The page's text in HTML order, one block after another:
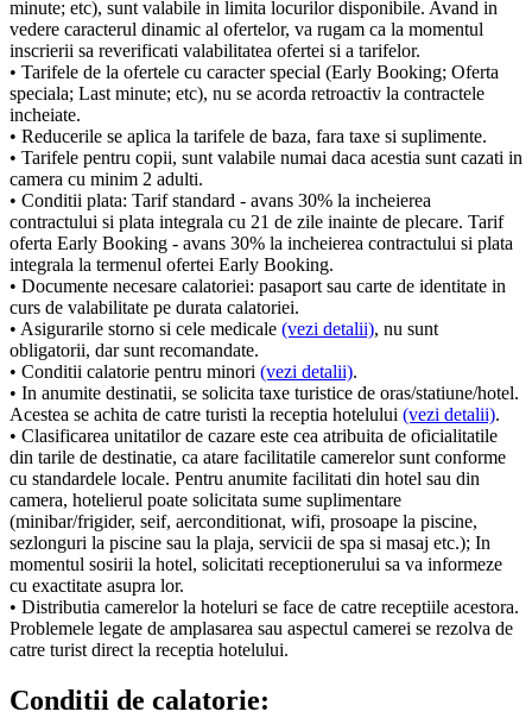
minute; etc), sunt valabile in limita locurilor disponibile. Avand in
vedere caracterul dinamic al ofertelor, va rugam ca la momentul
inscrierii sa reverificati valabilitatea ofertei si a tarifelor.
• Tarifele de la ofertele cu caracter special (Early Booking; Oferta
speciala; Last minute; etc), nu se acorda retroactiv la contractele
incheiate.
• Reducerile se aplica la tarifele de baza, fara taxe si suplimente.
• Tarifele pentru copii, sunt valabile numai daca acestia sunt cazati in
camera cu minim 2 adulti.
• Conditii plata: Tarif standard - avans 30% la incheierea
contractului si plata integrala cu 21 de zile inainte de plecare. Tarif
oferta Early Booking - avans 30% la incheierea contractului si plata
integrala la termenul ofertei Early Booking.
• Documente necesare calatoriei: pasaport sau carte de identitate in
curs de valabilitate pe durata calatoriei.
• Asigurarile storno si cele medicale (vezi detalii), nu sunt
obligatorii, dar sunt recomandate.
• Conditii calatorie pentru minori (vezi detalii).
• In anumite destinatii, se solicita taxe turistice de oras/statiune/hotel.
Acestea se achita de catre turisti la receptia hotelului (vezi detalii).
• Clasificarea unitatilor de cazare este cea atribuita de oficialitatile
din tarile de destinatie, ca atare facilitatile camerelor sunt conforme
cu standardele locale. Pentru anumite facilitati din hotel sau din
camera, hotelierul poate solicitata sume suplimentare
(minibar/frigider, seif, aerconditionat, wifi, prosoape la piscine,
sezlonguri la piscine sau la plaja, servicii de spa si masaj etc.); In
momentul sosirii la hotel, solicitati receptionerului sa va informeze
cu exactitate asupra lor.
• Distributia camerelor la hoteluri se face de catre receptiile acestora.
Problemele legate de amplasarea sau aspectul camerei se rezolva de
catre turist direct la receptia hotelului.
Conditii de calatorie: